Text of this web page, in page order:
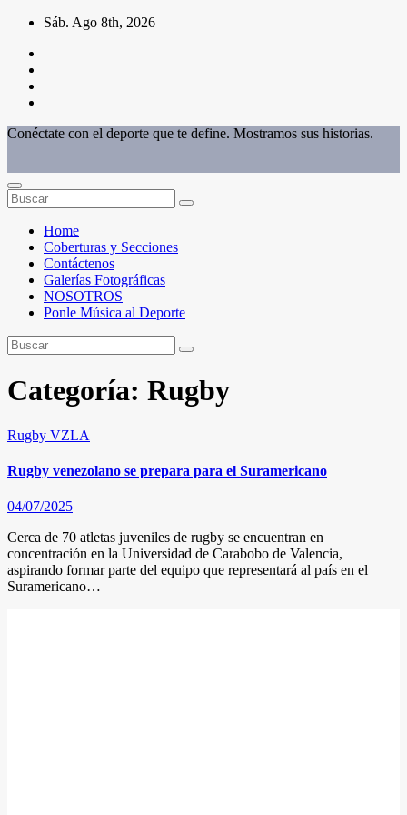
Saltar
contenido
Sáb. Ago 8th, 2026
Conéctate con el deporte que te define. Mostramos sus historias.
Home
Coberturas y Secciones
Contáctenos
Galerías Fotográficas
NOSOTROS
Ponle Música al Deporte
Categoría: Rugby
Rugby VZLA
Rugby venezolano se prepara para el Suramericano
04/07/2025
Cerca de 70 atletas juveniles de rugby se encuentran en
concentración en la Universidad de Carabobo de Valencia,
aspirando formar parte del equipo que representará al país en el
Suramericano…